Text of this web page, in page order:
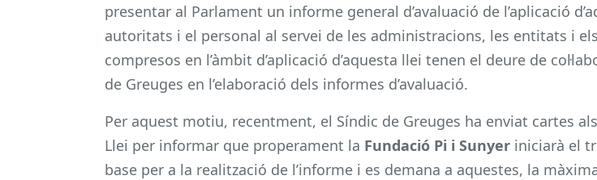
presentar al Parlament un informe general d’avaluació de l’aplicació
autoritats i el personal al servei de les administracions, les entitats i
compresos en l’àmbit d’aplicació d’aquesta llei tenen el deure de
de Greuges en l’elaboració dels informes d’avaluació.
Per aquest motiu, recentment, el Síndic de Greuges ha enviat cartes
Llei per informar que properament la Fundació Pi i Sunyer iniciarà el
base per a la realització de l’informe i es demana a aquestes, la